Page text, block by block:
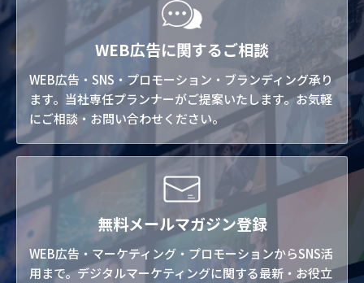
WEB広告に関するご相談
WEB広告・SNS・プロモーション・ブランディング承り
ます。当社専任プランナーがご提案いたします。お気軽
にご相談・お問い合わせください。
無料メールマガジン登録
WEB広告・マーケティング・プロモーションからSNS活
用まで。デジタルマーケティングに関する最新・お役立